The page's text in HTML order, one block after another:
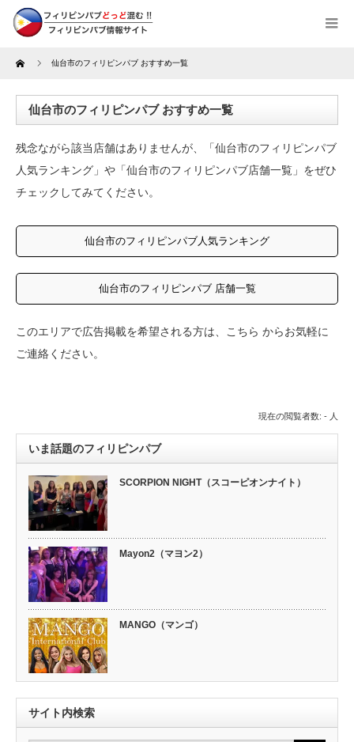
Home 仙台市のフィリピンパブ おすすめ一覧
仙台市のフィリピンパブ おすすめ一覧
残念ながら該当店舗はありませんが、「仙台市のフィリピンパブ
人気ランキング」や「仙台市のフィリピンパブ店舗一覧」をぜひ
チェックしてみてください。
仙台市のフィリピンパブ人気ランキング
仙台市のフィリピンパブ 店舗一覧
このエリアで広告掲載を希望される方は、 こちら からお気軽に
ご連絡ください。
現在の閲覧者数: - 人
いま話題のフィリピンパブ
SCORPION NIGHT（スコーピオンナイト）
Mayon2（マヨン2）
MANGO（マンゴ）
サイト内検索